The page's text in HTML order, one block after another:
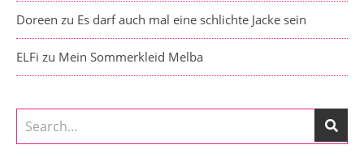
Doreen zu Es darf auch mal eine schlichte Jacke sein
ELFi zu Mein Sommerkleid Melba